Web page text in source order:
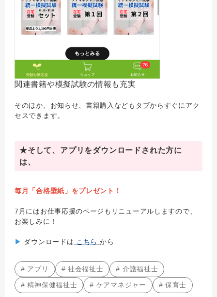
関連書籍や模擬試験の情報も充実
そのほか、お知らせ、書籍購入などもタブからすぐにアク
セスできます。
★そして、アプリをダウンロードされた方に
は、
毎月「合格壁紙」をプレゼント！
7月にはお仕事応援のページもリニューアルしますので、
お楽しみに！
▶ ダウンロードは こちら から
# アプリ # 社会福祉士 # 介護福祉士
# 精神保健福祉士 # ケアマネジャー # 保育士